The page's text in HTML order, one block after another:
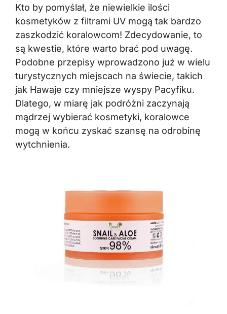
Kto by pomyślał, że niewielkie ilości
kosmetyków z filtrami UV mogą tak bardzo
zaszkodzić koralowcom! Zdecydowanie, to
są kwestie, które warto brać pod uwagę.
Podobne przepisy wprowadzono już w wielu
turystycznych miejscach na świecie, takich
jak Hawaje czy mniejsze wyspy Pacyfiku.
Dlatego, w miarę jak podróżni zaczynają
mądrzej wybierać kosmetyki, koralowce
mogą w końcu zyskać szansę na odrobinę
wytchnienia.